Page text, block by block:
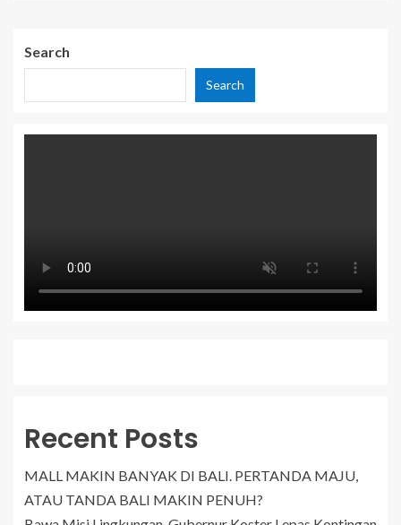
Search
Search
Recent Posts
MALL MAKIN BANYAK DI BALI. PERTANDA MAJU,
ATAU TANDA BALI MAKIN PENUH?